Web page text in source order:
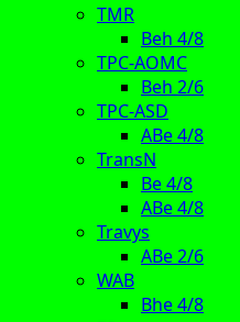
TMR
Beh 4/8
TPC-AOMC
Beh 2/6
TPC-ASD
ABe 4/8
TransN
Be 4/8
ABe 4/8
Travys
ABe 2/6
WAB
Bhe 4/8